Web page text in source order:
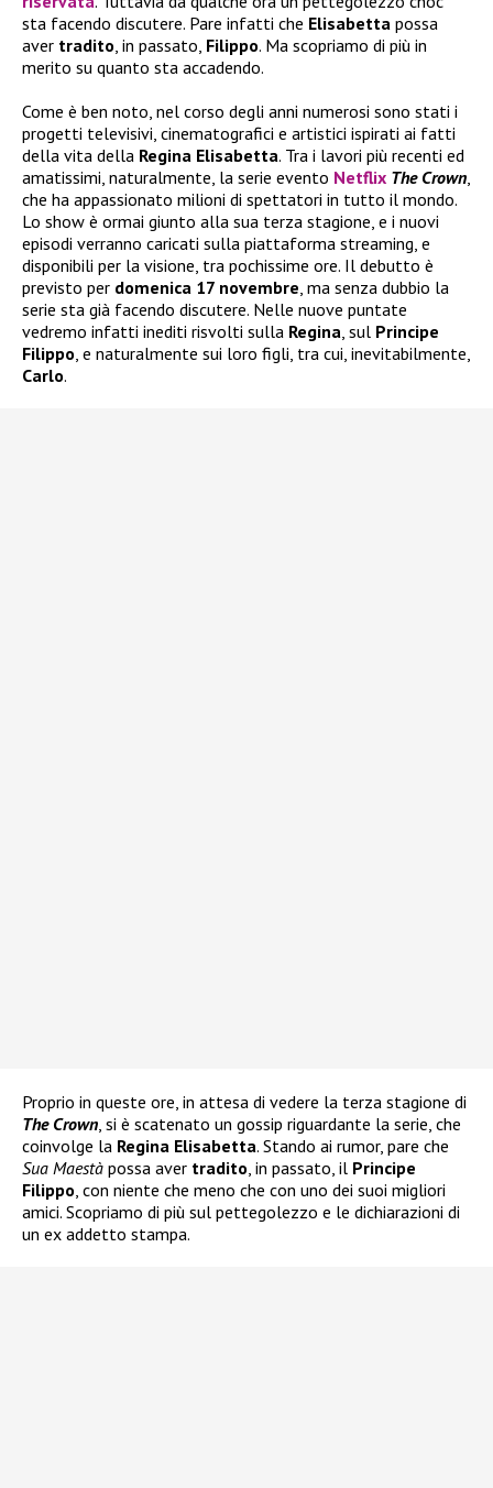
sta facendo discutere. Pare infatti che Elisabetta possa
aver tradito, in passato, Filippo. Ma scopriamo di più in
merito su quanto sta accadendo.
Come è ben noto, nel corso degli anni numerosi sono stati i
progetti televisivi, cinematografici e artistici ispirati ai fatti
della vita della Regina Elisabetta. Tra i lavori più recenti ed
amatissimi, naturalmente, la serie evento Netflix The Crown,
che ha appassionato milioni di spettatori in tutto il mondo.
Lo show è ormai giunto alla sua terza stagione, e i nuovi
episodi verranno caricati sulla piattaforma streaming, e
disponibili per la visione, tra pochissime ore. Il debutto è
previsto per domenica 17 novembre, ma senza dubbio la
serie sta già facendo discutere. Nelle nuove puntate
vedremo infatti inediti risvolti sulla Regina, sul Principe
Filippo, e naturalmente sui loro figli, tra cui, inevitabilmente,
Carlo.
Proprio in queste ore, in attesa di vedere la terza stagione di
The Crown, si è scatenato un gossip riguardante la serie, che
coinvolge la Regina Elisabetta. Stando ai rumor, pare che
Sua Maestà possa aver tradito, in passato, il Principe
Filippo, con niente che meno che con uno dei suoi migliori
amici. Scopriamo di più sul pettegolezzo e le dichiarazioni di
un ex addetto stampa.